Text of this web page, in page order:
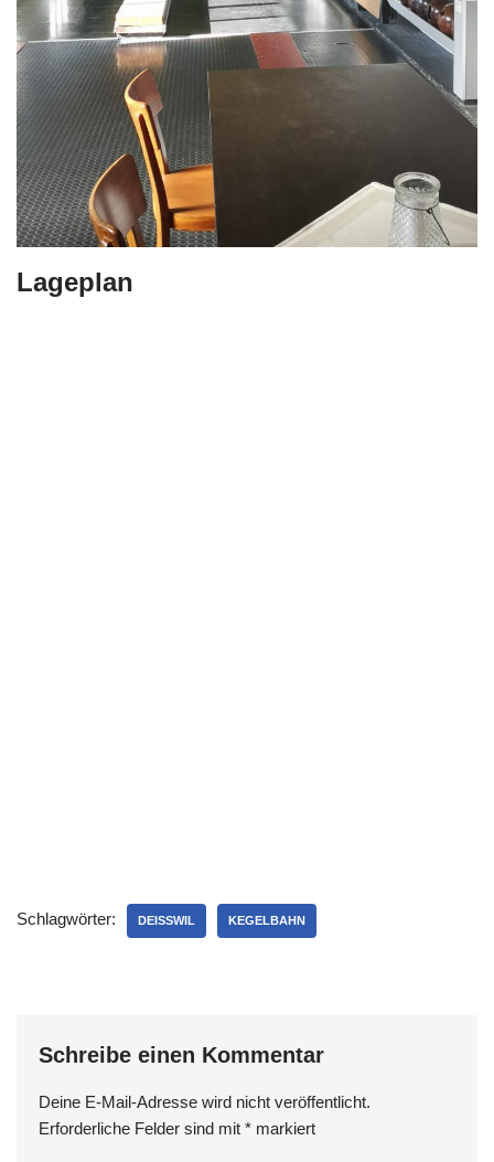
Lageplan
Schlagwörter: DEISSWIL KEGELBAHN
Schreibe einen Kommentar
Deine E-Mail-Adresse wird nicht veröffentlicht.
Erforderliche Felder sind mit * markiert